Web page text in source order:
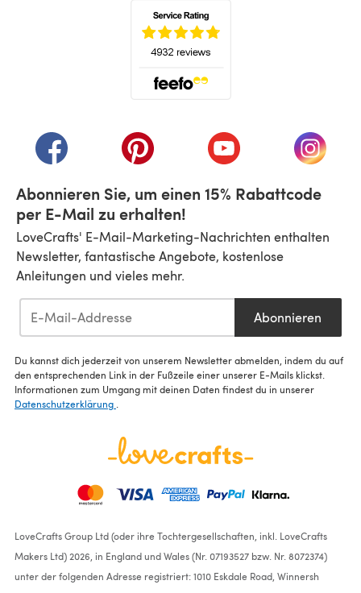
(öffnet sich in einem neuen Tab)
(öffnet sich in einem neuen Tab)
(öffnet sich in einem
(öffnet
Abonnieren Sie, um einen 15% Rabattcode
per E-Mail zu erhalten!
LoveCrafts' E-Mail-Marketing-Nachrichten enthalten
Newsletter, fantastische Angebote, kostenlose
Anleitungen und vieles mehr.
Abonnieren
Du kannst dich jederzeit von unserem Newsletter abmelden, indem du auf
den entsprechenden Link in der Fußzeile einer unserer E-Mails klickst.
Informationen zum Umgang mit deinen Daten findest du in unserer
Datenschutzerklärung
LoveCrafts Group Ltd (oder ihre Tochtergesellschaften, inkl. LoveCrafts
Makers Ltd) 2026, in England und Wales (Nr. 07193527 bzw. Nr. 8072374)
unter der folgenden Adresse registriert: 1010 Eskdale Road, Winnersh